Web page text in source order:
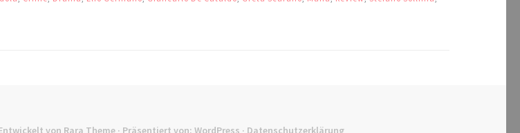
von Rara Theme · Präsentiert von: WordPress · Datenschutzerklärung